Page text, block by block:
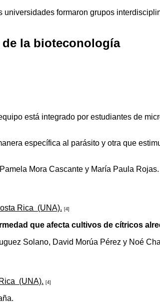
formaron grupos
la bioteconología
está integrado por estudiantes de
específica al parásito y otra que
Mora Cascante y María Paula Rojas.
Rica (UNA). [4]
que afecta cultivos de cítricos
Solano, David Morúa Pérez y Noé
(UNA). [4]